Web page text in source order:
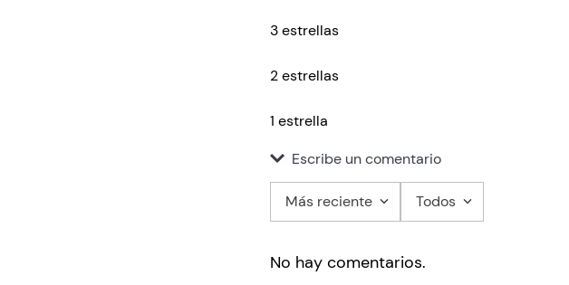
3 estrellas
2 estrellas
1 estrella
Escribe un comentario
Título
Más reciente Todos
No hay comentarios.